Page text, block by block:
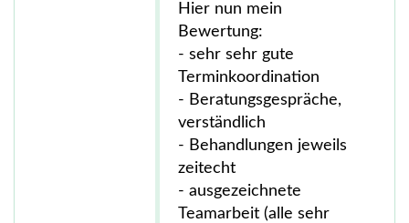
Hier nun mein
Bewertung:
- sehr sehr gute
Terminkoordination
- Beratungsgespräche,
verständlich
- Behandlungen jeweils
zeitecht
- ausgezeichnete
Teamarbeit (alle sehr